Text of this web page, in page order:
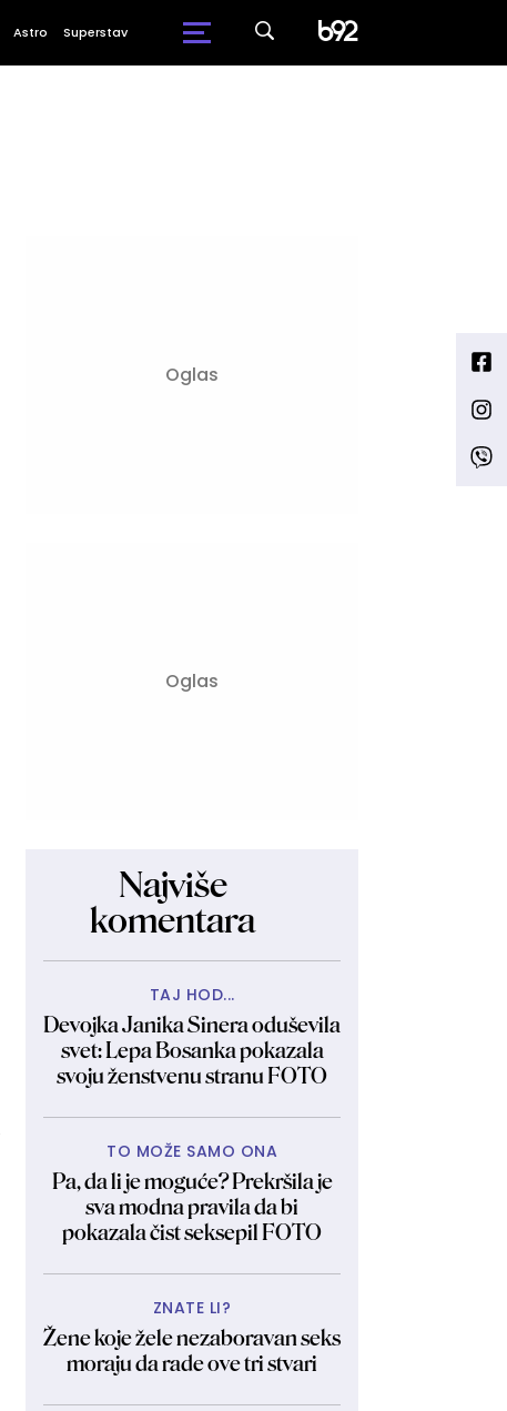
Astro Superstav
Najviše
komentara
TAJ HOD...
Devojka Janika Sinera oduševila
svet: Lepa Bosanka pokazala
svoju ženstvenu stranu FOTO
TO MOŽE SAMO ONA
Pa, da li je moguće? Prekršila je
sva modna pravila da bi
pokazala čist seksepil FOTO
ZNATE LI?
Žene koje žele nezaboravan seks
moraju da rade ove tri stvari